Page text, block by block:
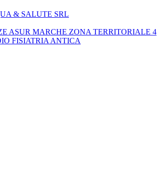
& SALUTE SRL
ASUR MARCHE ZONA TERRITORIALE 4
FISIATRIA ANTICA